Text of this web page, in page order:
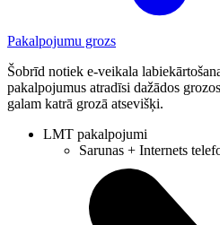
Pakalpojumu grozs
Šobrīd notiek e-veikala
pakalpojumus atradīsi dažādos
galam katrā grozā atsevišķi.
LMT pakalpojumi
Sarunas + Internets